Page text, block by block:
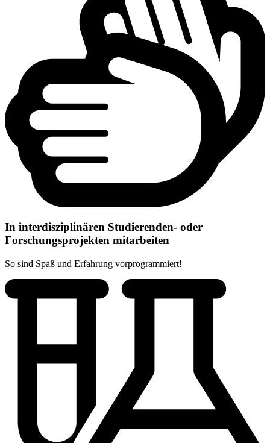
In interdisziplinären Studierenden- oder
Forschungsprojekten mitarbeiten
So sind Spaß und Erfahrung vorprogrammiert!